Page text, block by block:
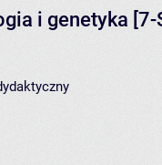
i genetyka